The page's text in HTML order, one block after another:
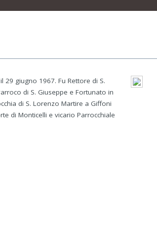
giugno 1967. Fu Rettore di S.
di S. Giuseppe e Fortunato in
di S. Lorenzo Martire a Giffoni
di Monticelli e vicario Parrocchiale